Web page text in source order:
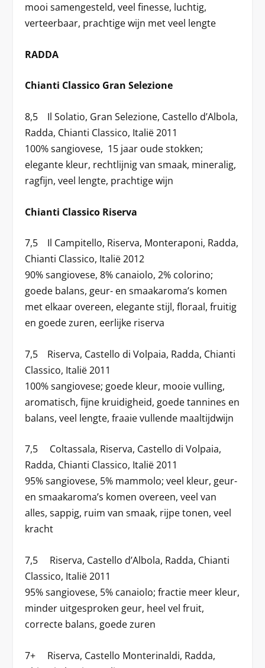
mooi samengesteld, veel finesse, luchtig,
verteerbaar, prachtige wijn met veel lengte
RADDA
Chianti Classico Gran Selezione
8,5 Il Solatio, Gran Selezione, Castello d’Albola,
Radda, Chianti Classico, Italië 2011
100% sangiovese, 15 jaar oude stokken;
elegante kleur, rechtlijnig van smaak, mineralig,
ragfijn, veel lengte, prachtige wijn
Chianti Classico Riserva
7,5 Il Campitello, Riserva, Monteraponi, Radda,
Chianti Classico, Italië 2012
90% sangiovese, 8% canaiolo, 2% colorino;
goede balans, geur- en smaakaroma’s komen
met elkaar overeen, elegante stijl, floraal, fruitig
en goede zuren, eerlijke riserva
7,5 Riserva, Castello di Volpaia, Radda, Chianti
Classico, Italië 2011
100% sangiovese; goede kleur, mooie vulling,
aromatisch, fijne kruidigheid, goede tannines en
balans, veel lengte, fraaie vullende maaltijdwijn
7,5 Coltassala, Riserva, Castello di Volpaia,
Radda, Chianti Classico, Italië 2011
95% sangiovese, 5% mammolo; veel kleur, geur-
en smaakaroma’s komen overeen, veel van
alles, sappig, ruim van smaak, rijpe tonen, veel
kracht
7,5 Riserva, Castello d’Albola, Radda, Chianti
Classico, Italië 2011
95% sangiovese, 5% canaiolo; fractie meer kleur,
minder uitgesproken geur, heel vel fruit,
correcte balans, goede zuren
7+ Riserva, Castello Monterinaldi, Radda,